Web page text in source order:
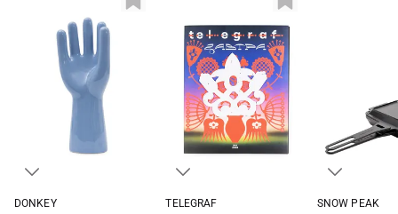
DONKEY
TELEGRAF
SNOW PEAK